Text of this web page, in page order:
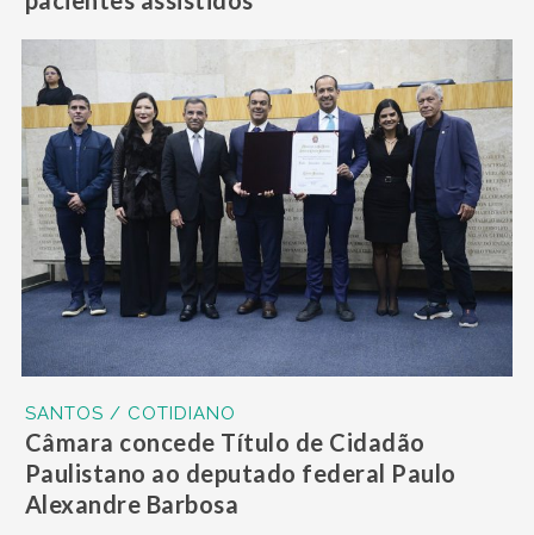
SANTOS / COTIDIANO
Câmara concede Título de Cidadão
Paulistano ao deputado federal Paulo
Alexandre Barbosa